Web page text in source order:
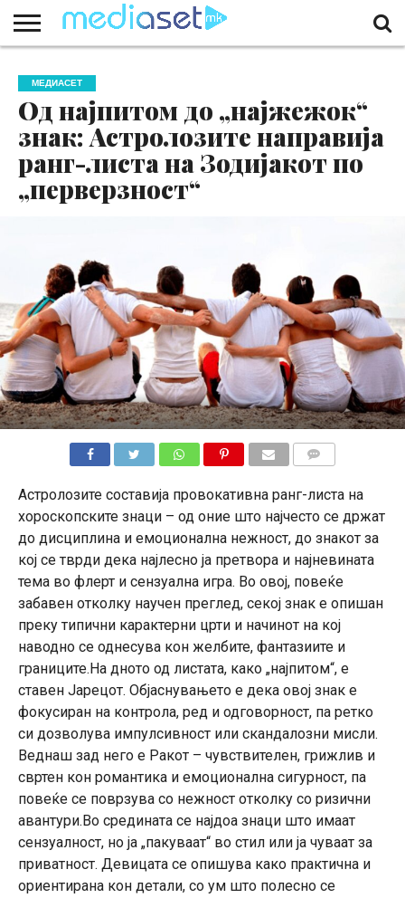
НАС
КОНТАКТ
МАРКЕТИНГ
ПОЧЕТНА
МЕДИАСЕТ
Од најпитом до „најжежок“
знак: Астролозите направија
ранг-листа на Зодијакот по
„перверзност“
Астролозите составија провокативна ранг-листа на
хороскопските знаци – од оние што најчесто се држат
до дисциплина и емоционална нежност, до знакот за
кој се тврди дека најлесно ја претвора и најневината
тема во флерт и сензуална игра. Во овој, повеќе
забавен отколку научен преглед, секој знак е опишан
преку типични карактерни црти и начинот на кој
наводно се однесува кон желбите, фантазиите и
границите.На дното од листата, како „најпитом“, е
ставен Јарецот. Објаснувањето е дека овој знак е
фокусиран на контрола, ред и одговорност, па ретко
си дозволува импулсивност или скандалозни мисли.
Веднаш зад него е Ракот – чувствителен, грижлив и
свртен кон романтика и емоционална сигурност, па
повеќе се поврзува со нежност отколку со ризични
авантури.Во средината се најдоа знаци што имаат
сензуалност, но ја „пакуваат“ во стил или ја чуваат за
приватност. Девицата се опишува како практична и
ориентирана кон детали, со ум што полесно се